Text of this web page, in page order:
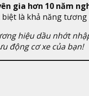
gia hơn 10 năm
là khả năng
hiệu dầu nhớt
động cơ xe của bạn!